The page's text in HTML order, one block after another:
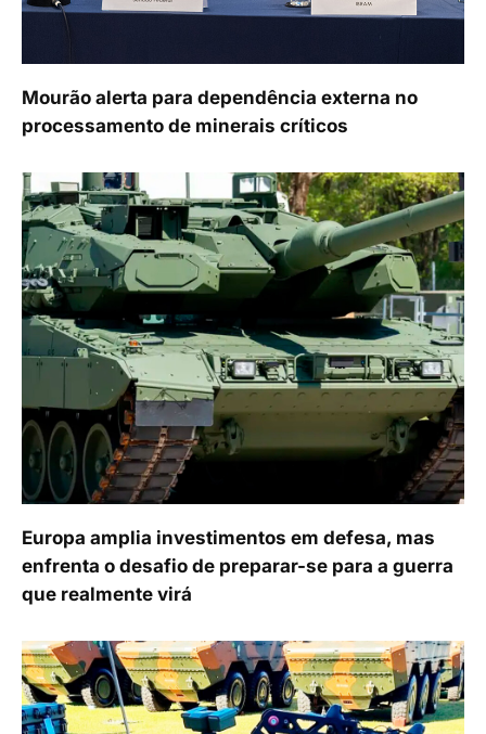
Mourão alerta para dependência externa no
processamento de minerais críticos
Europa amplia investimentos em defesa, mas
enfrenta o desafio de preparar-se para a guerra
que realmente virá